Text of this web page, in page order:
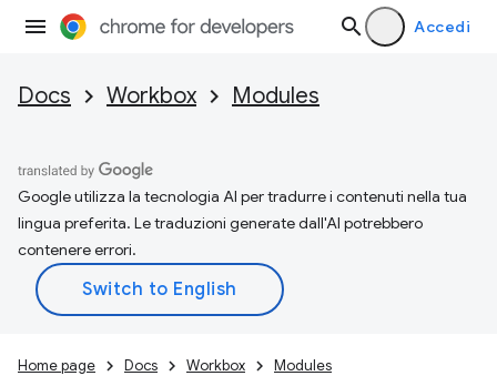
Accedi
Docs Workbox Modules
Google utilizza la tecnologia AI per tradurre i contenuti nella tua
lingua preferita. Le traduzioni generate dall'AI potrebbero
contenere errori.
Home page Docs Workbox Modules